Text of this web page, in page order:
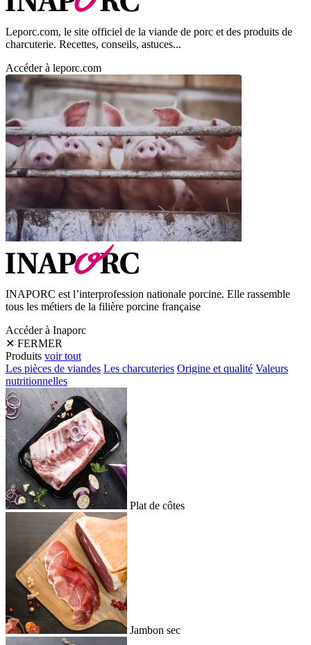
Leporc.com, le site officiel de la viande de porc et des produits de
charcuterie. Recettes, conseils, astuces...
Accéder à leporc.com
INAPORC est l’interprofession nationale porcine. Elle rassemble
tous les métiers de la filière porcine française
Accéder à Inaporc
✕ FERMER
Produits voir tout
Les pièces de viandes Les charcuteries Origine et qualité Valeurs
nutritionnelles
Plat de côtes
Jambon sec